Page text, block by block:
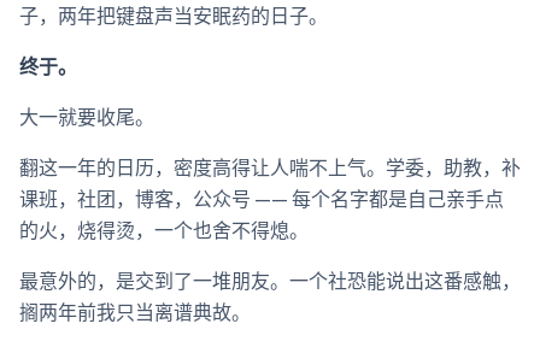
子，两年把键盘声当安眠药的日子。
终于。
大一就要收尾。
翻这一年的日历，密度高得让人喘不上气。学委，助教，补
课班，社团，博客，公众号 —— 每个名字都是自己亲手点
的火，烧得烫，一个也舍不得熄。
最意外的，是交到了一堆朋友。一个社恐能说出这番感触，
搁两年前我只当离谱典故。